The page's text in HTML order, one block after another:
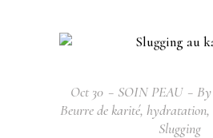
Oct 30 SOIN PEAU By
Beurre de karité, hydratation,
Slugging